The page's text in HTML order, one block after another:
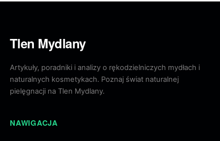
Tlen Mydlany
Artykuły, poradniki i analizy o rękodzielniczych mydłach i
naturalnych kosmetykach. Poznaj świat naturalnej
pielęgnacji na Tlen Mydlany.
NAWIGACJA